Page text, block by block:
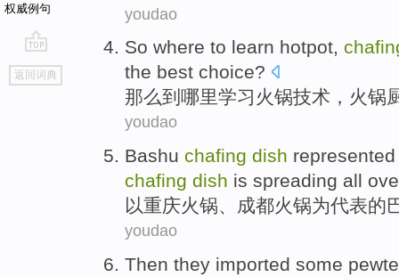
权威例句
go
top
返回词典
youdao
So where to learn hotpot,
the best choice?
那么到 哪里学习 火锅技术 ， 火锅
youdao
Bashu chafing dish represented
chafing dish is spreading all
以重庆火锅、 成都火锅为代表的
youdao
Then they imported some